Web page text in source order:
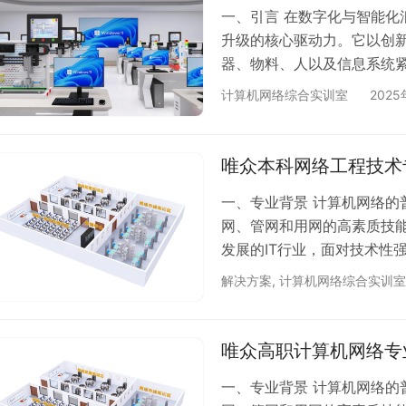
一、引言​ 在数字化与智能
升级的核心驱动力。它以创
器、物料、人以及信息系统
析，促使生产效率与产品质
脑”，意义非凡。通过对海
计算机网络综合实训室 2025
唯众本科网络工程技
一、专业背景 计算机网络
网、管网和用网的高素质技
发展的IT行业，面对技术性
求具有很强的时代感，它要
“以信息化带动工业化”战略
解决方案, 计算机网络综合实训室
唯众高职计算机网络
一、专业背景 计算机网络